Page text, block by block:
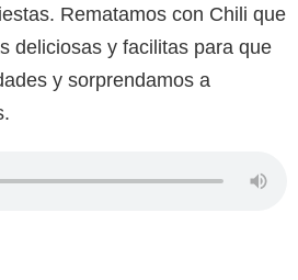
Rematamos con Chili que
deliciosas y facilitas para que
y sorprendamos a